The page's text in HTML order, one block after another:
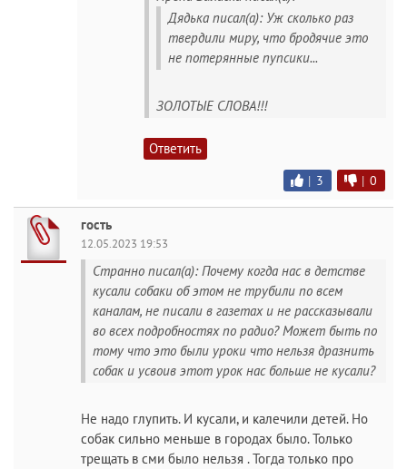
Дядька писал(а): Уж сколько раз
твердили миру, что бродячие это
не потерянные пупсики...
ЗОЛОТЫЕ СЛОВА!!!
Ответить
| 3 | 0
гость
12.05.2023 19:53
Странно писал(а): Почему когда нас в детстве
кусали собаки об этом не трубили по всем
каналам, не писали в газетах и не рассказывали
во всех подробностях по радио? Может быть по
тому что это были уроки что нельзя дразнить
собак и усвоив этот урок нас больше не кусали?
Не надо глупить. И кусали, и калечили детей. Но
собак сильно меньше в городах было. Только
трещать в сми было нельзя . Тогда только про